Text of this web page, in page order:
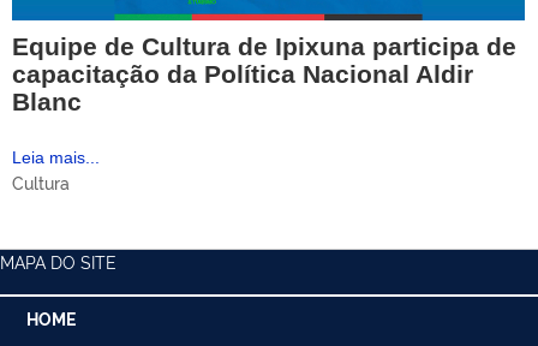
Equipe de Cultura de Ipixuna participa de
capacitação da Política Nacional Aldir
Blanc
Leia mais...
Cultura
MAPA DO SITE
HOME